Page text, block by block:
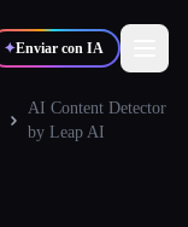
✦Enviar con IA
AI Content Detector
by Leap AI